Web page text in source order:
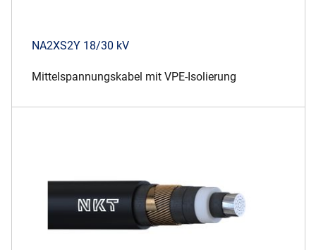
NA2XS2Y 18/30 kV
Mittelspannungskabel mit VPE-Isolierung